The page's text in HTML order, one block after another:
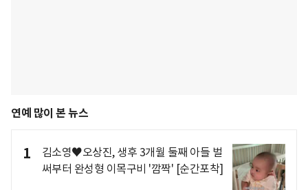
연예 많이 본 뉴스
1
김소영♥오상진, 생후 3개월 둘째 아들 벌
써부터 완성형 이목구비 '깜짝' [순간포착]